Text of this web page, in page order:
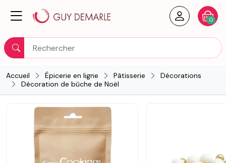
Rechercher
Créer
0
Accueil Épicerie en ligne Pâtisserie
Décorations
Décoration de bûche de Noël